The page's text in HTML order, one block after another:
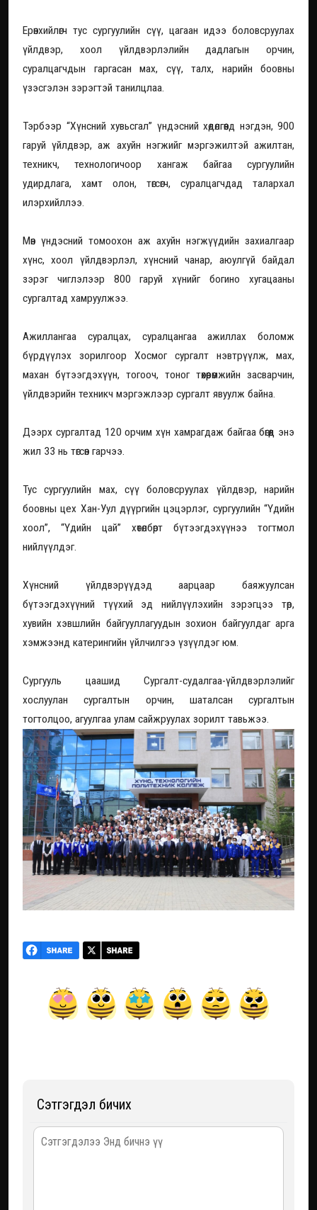
Ерөнхийлөгч тус сургуулийн сүү, цагаан идээ боловсруулах
үйлдвэр, хоол үйлдвэрлэлийн дадлагын орчин,
суралцагчдын гаргасан мах, сүү, талх, нарийн боовны
үзэсгэлэн зэрэгтэй танилцлаа.
Тэрбээр “Хүнсний хувьсгал” үндэсний хөдөлгөөнд нэгдэн, 900
гаруй үйлдвэр, аж ахуйн нэгжийг мэргэжилтэй ажилтан,
техникч, технологичоор хангаж байгаа сургуулийн
удирдлага, хамт олон, төгсөгч, суралцагчдад талархал
илэрхийллээ.
Мөн үндэсний томоохон аж ахуйн нэгжүүдийн захиалгаар
хүнс, хоол үйлдвэрлэл, хүнсний чанар, аюулгүй байдал
зэрэг чиглэлээр 800 гаруй хүнийг богино хугацааны
сургалтад хамруулжээ.
Ажиллангаа суралцах, суралцангаа ажиллах боломж
бүрдүүлэх зорилгоор Хосмог сургалт нэвтрүүлж, мах,
махан бүтээгдэхүүн, тогооч, тоног төхөөрөмжийн засварчин,
үйлдвэрийн техникч мэргэжлээр сургалт явуулж байна.
Дээрх сургалтад 120 орчим хүн хамрагдаж байгаа бөгөөд энэ
жил 33 нь төгсөн гарчээ.
Тус сургуулийн мах, сүү боловсруулах үйлдвэр, нарийн
боовны цех Хан-Уул дүүргийн цэцэрлэг, сургуулийн “Үдийн
хоол”, “Үдийн цай” хөтөлбөрт бүтээгдэхүүнээ тогтмол
нийлүүлдэг.
Хүнсний үйлдвэрүүдэд аарцаар баяжуулсан
бүтээгдэхүүний түүхий эд нийлүүлэхийн зэрэгцээ төр,
хувийн хэвшлийн байгууллагуудын зохион байгуулдаг арга
хэмжээнд катерингийн үйлчилгээ үзүүлдэг юм.
Сургууль цаашид Сургалт-судалгаа-үйлдвэрлэлийг
хослуулан сургалтын орчин, шаталсан сургалтын
тогтолцоо, агуулгаа улам сайжруулах зорилт тавьжээ.
Сэтгэгдэл бичих